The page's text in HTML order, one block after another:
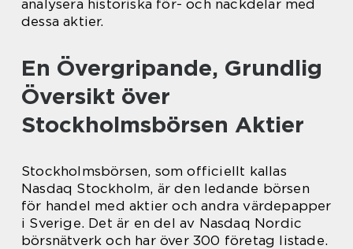
analysera historiska för- och nackdelar med
dessa aktier.
En Övergripande, Grundlig
Översikt över
Stockholmsbörsen Aktier
Stockholmsbörsen, som officiellt kallas
Nasdaq Stockholm, är den ledande börsen
för handel med aktier och andra värdepapper
i Sverige. Det är en del av Nasdaq Nordic
börsnätverk och har över 300 företag listade.